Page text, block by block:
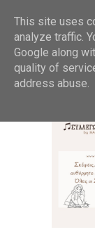
MENU
This site uses
analyze traffic.
Google along
quality of
address abuse.